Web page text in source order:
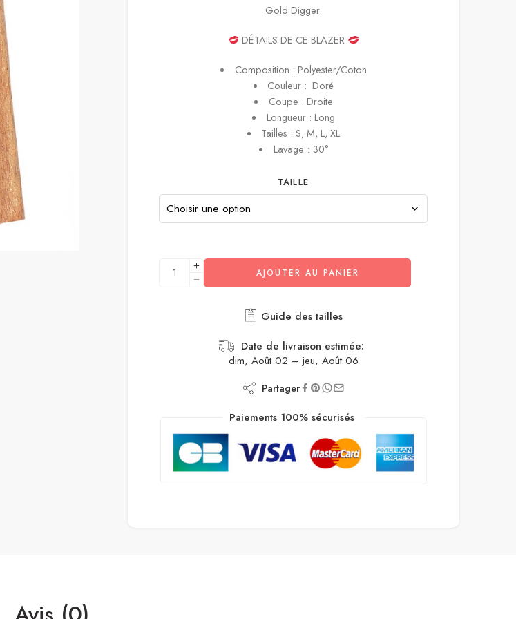
Gold Digger.
DÉTAILS DE CE BLAZER
Composition : Polyester/Coton
Couleur : Doré
Coupe : Droite
Longueur : Long
Tailles : S, M, L, XL
Lavage : 30°
TAILLE
AJOUTER AU PANIER
Guide des tailles
Date de livraison estimée:
dim, Août 02 – jeu, Août 06
Partager
Paiements 100% sécurisés